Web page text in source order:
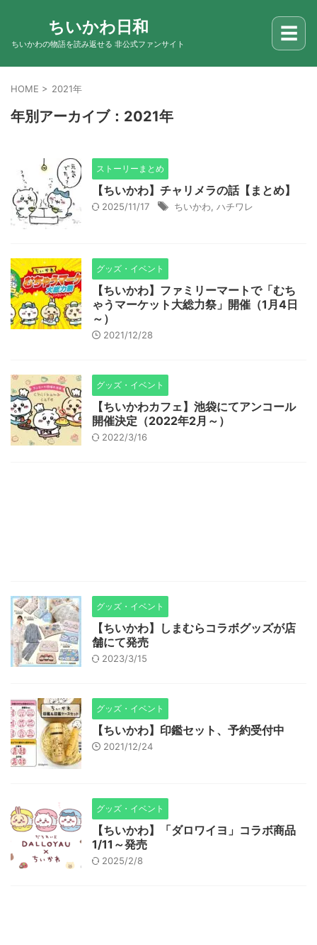
ちいかわ日和
ちいかわの物語を読み返せる 非公式ファンサイト ☰
HOME > 2021年
年別アーカイブ：2021年
ストーリーまとめ
【ちいかわ】チャリメラの話【まとめ】
2025/11/17 ちいかわ ハチワレ
グッズ・イベント
【ちいかわ】ファミリーマートで「むち
ゃうマーケット大総力祭」開催（1月4日
～）
2021/12/28
グッズ・イベント
【ちいかわカフェ】池袋にてアンコール
開催決定（2022年2月～）
2022/3/16
グッズ・イベント
【ちいかわ】しまむらコラボグッズが店
舗にて発売
2023/3/15
グッズ・イベント
【ちいかわ】印鑑セット、予約受付中
2021/12/24
グッズ・イベント
【ちいかわ】「ダロワイヨ」コラボ商品
1/11～発売
2025/2/8